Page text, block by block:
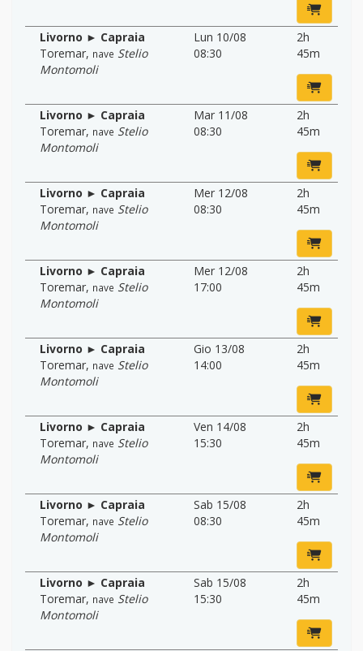
Livorno ► Capraia
Toremar, nave Stelio
Montomoli
Lun 10/08
08:30
2h
45m
Livorno ► Capraia
Toremar, nave Stelio
Montomoli
Mar 11/08
08:30
2h
45m
Livorno ► Capraia
Toremar, nave Stelio
Montomoli
Mer 12/08
08:30
2h
45m
Livorno ► Capraia
Toremar, nave Stelio
Montomoli
Mer 12/08
17:00
2h
45m
Livorno ► Capraia
Toremar, nave Stelio
Montomoli
Gio 13/08
14:00
2h
45m
Livorno ► Capraia
Toremar, nave Stelio
Montomoli
Ven 14/08
15:30
2h
45m
Livorno ► Capraia
Toremar, nave Stelio
Montomoli
Sab 15/08
08:30
2h
45m
Livorno ► Capraia
Toremar, nave Stelio
Montomoli
Sab 15/08
15:30
2h
45m